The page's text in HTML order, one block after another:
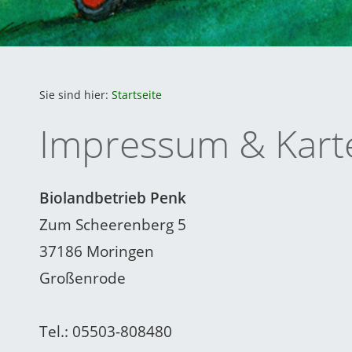
Sie sind hier: Startseite
Impressum &
Biolandbetrieb Penk
Zum Scheerenberg 5
37186 Moringen
Großenrode
Tel.: 05503-808480